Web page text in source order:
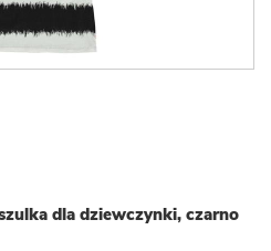
dla dziewczynki, czarno